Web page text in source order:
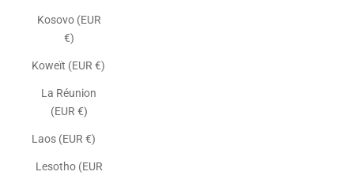
Kosovo (EUR
€)
Koweït (EUR €)
La Réunion
(EUR €)
Laos (EUR €)
Lesotho (EUR